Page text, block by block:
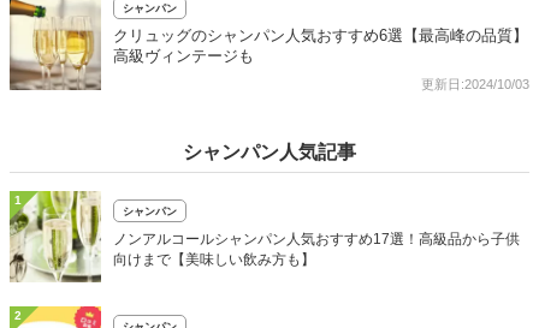
シャンパン
クリュッグのシャンパン人気おすすめ6選【最高峰の品質】
高級ヴィンテージも
更新日:2024/10/03
シャンパン人気記事
1
シャンパン
ノンアルコールシャンパン人気おすすめ17選！高級品から子供
向けまで【美味しい飲み方も】
2